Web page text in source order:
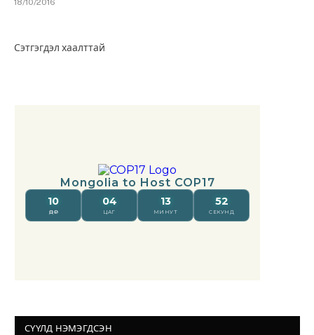
18/10/2016
Сэтгэгдэл хаалттай
СҮҮЛД НЭМЭГДСЭН